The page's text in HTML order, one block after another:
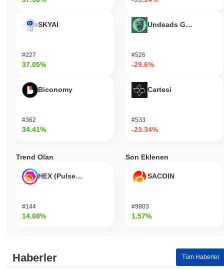
SKYAI
#227
37.05%
Biconomy
#362
34.41%
Undeads Games
#526
-29.6%
Cartesi
#533
-23.34%
Trend Olan
HEX (Pulsechain)
#144
14.08%
Son Eklenen
SACOIN
#9803
1.57%
Haberler Tüm Haberler